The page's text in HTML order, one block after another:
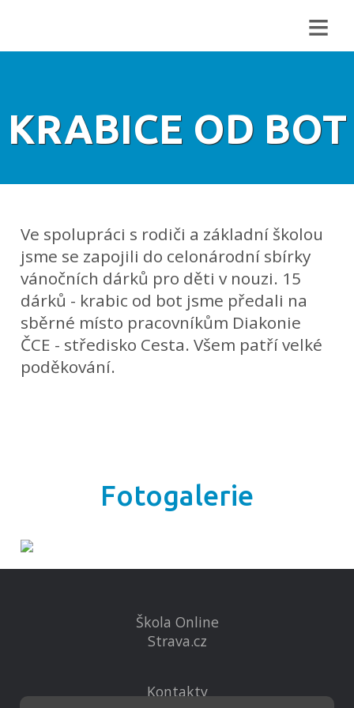
≡
KRABICE OD BOT
Ve spolupráci s rodiči a základní školou
jsme se zapojili do celonárodní sbírky
vánočních dárků pro děti v nouzi. 15
dárků - krabic od bot jsme předali na
sběrné místo pracovníkům Diakonie
ČCE - středisko Cesta. Všem patří velké
poděkování.
Fotogalerie
Škola Online
Strava.cz
Kontakty